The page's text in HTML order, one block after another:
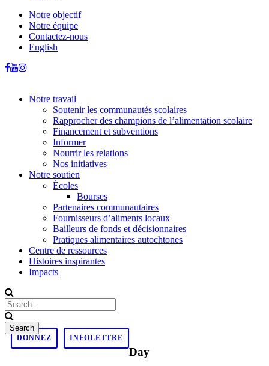
Notre objectif
Notre équipe
Contactez-nous
English
Notre travail
Soutenir les communautés scolaires
Rapprocher des champions de l’alimentation scolaire
Financement et subventions
Informer
Nourrir les relations
Nos initiatives
Notre soutien
Écoles
Bourses
Partenaires communautaires
Fournisseurs d’aliments locaux
Bailleurs de fonds et décisionnaires
Pratiques alimentaires autochtones
Centre de ressources
Histoires inspirantes
Impacts
DONNEZ INFOLETTRE
Day